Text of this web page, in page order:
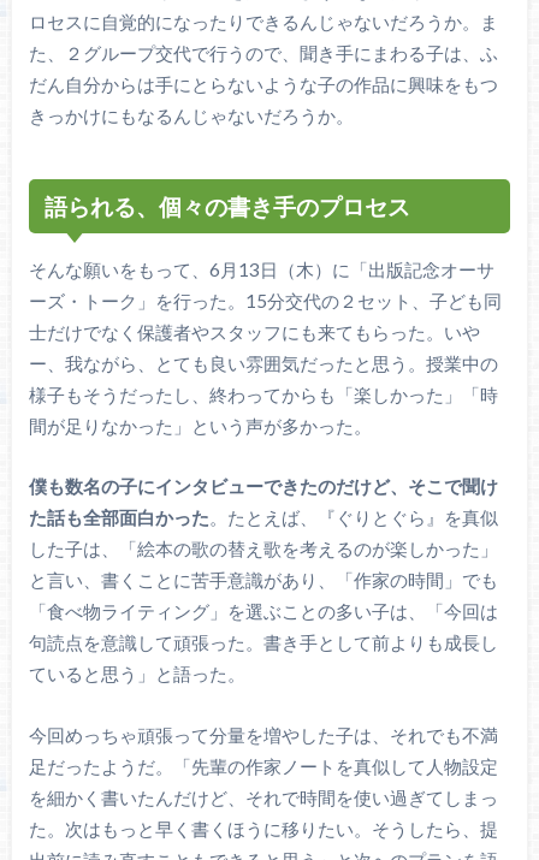
ロセスに自覚的になったりできるんじゃないだろうか。ま
た、２グループ交代で行うので、聞き手にまわる子は、ふ
だん自分からは手にとらないような子の作品に興味をもつ
きっかけにもなるんじゃないだろうか。
語られる、個々の書き手のプロセス
そんな願いをもって、6月13日（木）に「出版記念オーサ
ーズ・トーク」を行った。15分交代の２セット、子ども同
士だけでなく保護者やスタッフにも来てもらった。いや
ー、我ながら、とても良い雰囲気だったと思う。授業中の
様子もそうだったし、終わってからも「楽しかった」「時
間が足りなかった」という声が多かった。
僕も数名の子にインタビューできたのだけど、そこで聞け
た話も全部面白かった。たとえば、『ぐりとぐら』を真似
した子は、「絵本の歌の替え歌を考えるのが楽しかった」
と言い、書くことに苦手意識があり、「作家の時間」でも
「食べ物ライティング」を選ぶことの多い子は、「今回は
句読点を意識して頑張った。書き手として前よりも成長し
ていると思う」と語った。
今回めっちゃ頑張って分量を増やした子は、それでも不満
足だったようだ。「先輩の作家ノートを真似して人物設定
を細かく書いたんだけど、それで時間を使い過ぎてしまっ
た。次はもっと早く書くほうに移りたい。そうしたら、提